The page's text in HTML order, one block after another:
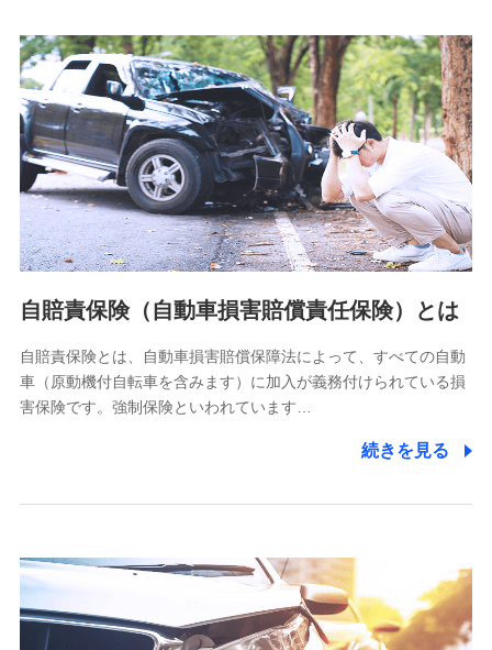
分析するため
当社の対応品質向上やお問い合わせ内容の正確な把握のため
個人情報保護管理者の職名、連絡先
株式会社ドコモ・インシュアランス 営業部長
〒103-0013 東京都中央区日本橋人形町2-14-10 アーバン
ネット日本橋ビル 3F
株式会社ドコモ・インシュアランス
個人情報の第三者提供について
除き、第三者に提供いたしません。
業務の委託
当社は利用目的の達成に必要な範囲内において個人情報の取
【共同して利用される利用データの項目】
当社又は株式会社NTTドコモがサービス提供等を通じて取得
した、以下の情報などの個人データ
自賠責保険（自動車損害賠償責任保険）とは
自賠責保険とは、自動車損害賠償保障法によって、すべての自動
車（原動機付自転車を含みます）に加入が義務付けられている損
害保険です。強制保険といわれています…
続きを見る